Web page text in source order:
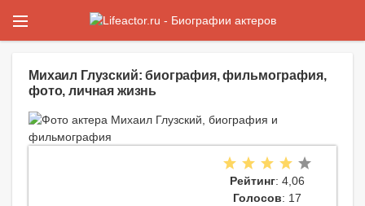
Михаил Глузский: биография, фильмография,
фото, личная жизнь
Рейтинг: 4,06
Голосов: 17